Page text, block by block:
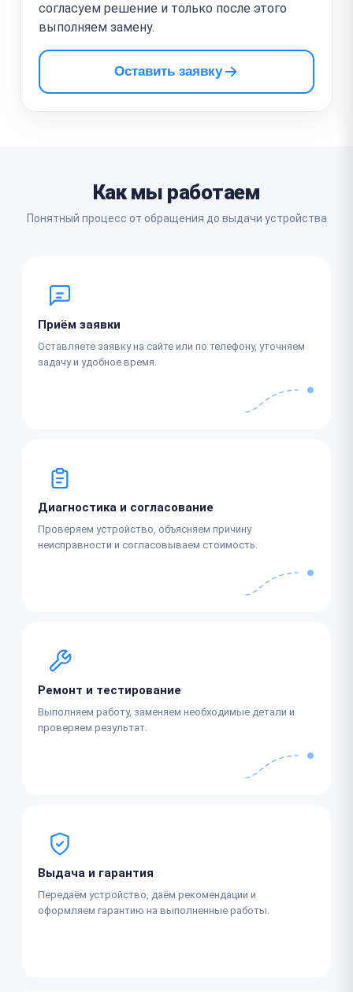
согласуем решение и только после этого
выполняем замену.
Оставить заявку
Как мы работаем
Понятный процесс от обращения до выдачи устройства
Приём заявки
Оставляете заявку на сайте или по телефону, уточняем
задачу и удобное время.
Диагностика и согласование
Проверяем устройство, объясняем причину
неисправности и согласовываем стоимость.
Ремонт и тестирование
Выполняем работу, заменяем необходимые детали и
проверяем результат.
Выдача и гарантия
Передаём устройство, даём рекомендации и
оформляем гарантию на выполненные работы.